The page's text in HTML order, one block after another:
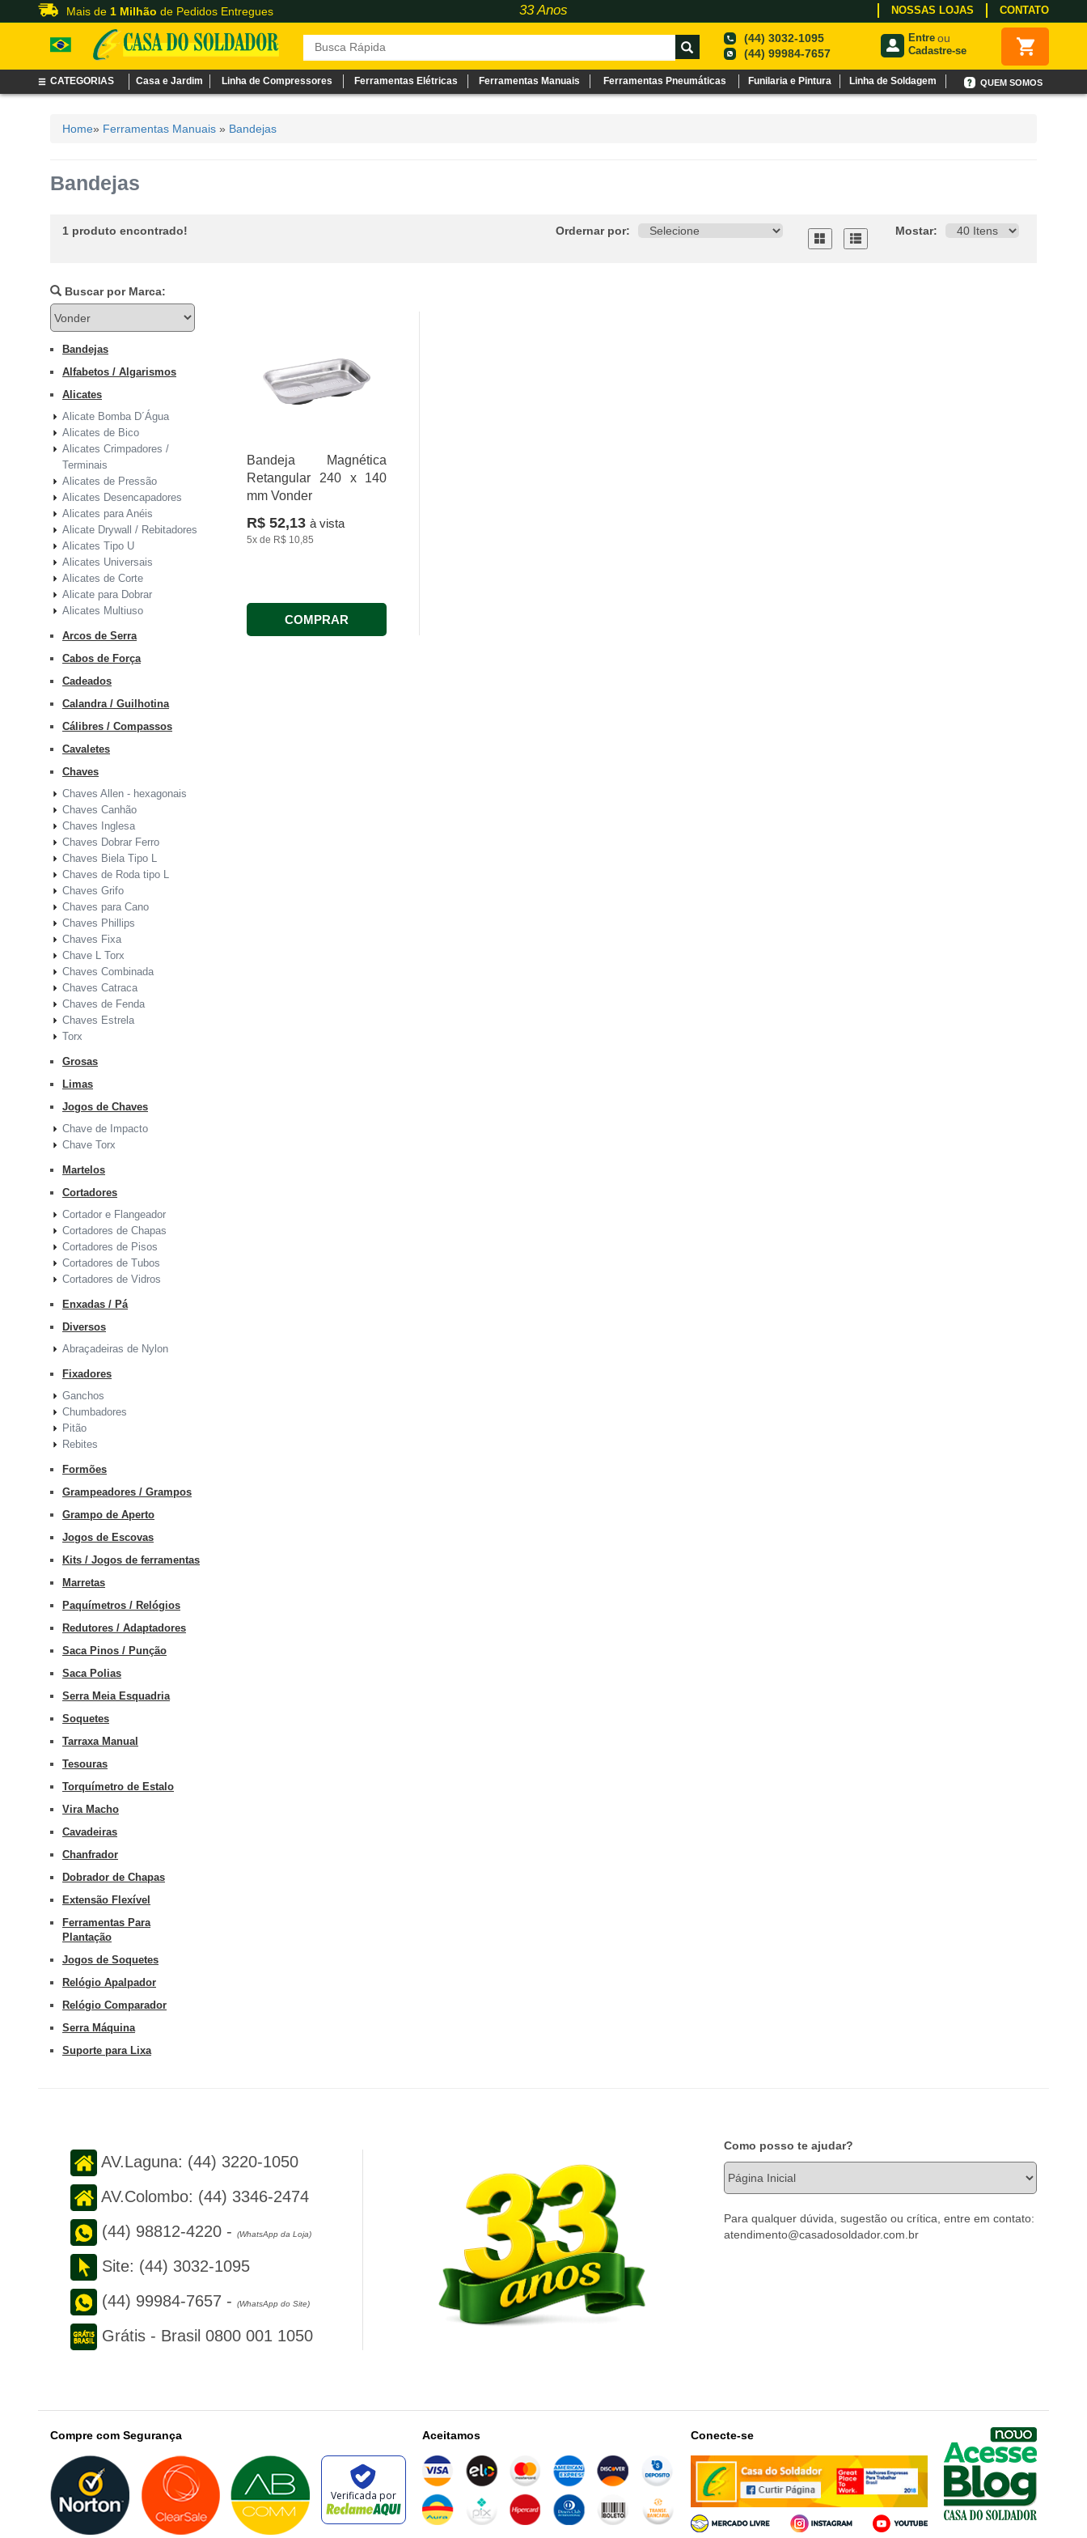
Mais de 1 Milhão de Pedidos Entregues 33 Anos NOSSAS LOJAS CONTATO
(44) 3032-1095
(44) 99984-7657
Entre ou
Cadastre-se
CATEGORIAS Casa e Jardim Linha de Compressores Ferramentas Elétricas Ferramentas Manuais Ferramentas Pneumáticas Funilaria e Pintura Linha de Soldagem QUEM SOMOS
Home» Ferramentas Manuais » Bandejas
Bandejas
1 produto encontrado! Ordernar por: Mostar:
Buscar por Marca:
Bandejas
Alfabetos / Algarismos
Alicates
Alicate Bomba D´Água
Alicates de Bico
Alicates Crimpadores /
Terminais
Alicates de Pressão
Alicates Desencapadores
Alicates para Anéis
Alicate Drywall / Rebitadores
Alicates Tipo U
Alicates Universais
Alicates de Corte
Alicate para Dobrar
Alicates Multiuso
Arcos de Serra
Cabos de Força
Cadeados
Calandra / Guilhotina
Cálibres / Compassos
Cavaletes
Chaves
Chaves Allen - hexagonais
Chaves Canhão
Chaves Inglesa
Chaves Dobrar Ferro
Chaves Biela Tipo L
Chaves de Roda tipo L
Chaves Grifo
Chaves para Cano
Chaves Phillips
Chaves Fixa
Chave L Torx
Chaves Combinada
Chaves Catraca
Chaves de Fenda
Chaves Estrela
Torx
Grosas
Limas
Jogos de Chaves
Chave de Impacto
Chave Torx
Martelos
Cortadores
Cortador e Flangeador
Cortadores de Chapas
Cortadores de Pisos
Cortadores de Tubos
Cortadores de Vidros
Enxadas / Pá
Diversos
Abraçadeiras de Nylon
Fixadores
Ganchos
Chumbadores
Pitão
Rebites
Formões
Grampeadores / Grampos
Grampo de Aperto
Jogos de Escovas
Kits / Jogos de ferramentas
Marretas
Paquímetros / Relógios
Redutores / Adaptadores
Saca Pinos / Punção
Saca Polias
Serra Meia Esquadria
Soquetes
Tarraxa Manual
Tesouras
Torquímetro de Estalo
Vira Macho
Cavadeiras
Chanfrador
Dobrador de Chapas
Extensão Flexível
Ferramentas Para
Plantação
Jogos de Soquetes
Relógio Apalpador
Relógio Comparador
Serra Máquina
Suporte para Lixa
Bandeja Magnética
Retangular 240 x 140
mm Vonder
R$ 52,13à vista
5x de R$ 10,85
COMPRAR
AV.Laguna: (44) 3220-1050
AV.Colombo: (44) 3346-2474
(44) 98812-4220 - (WhatsApp da Loja)
Site: (44) 3032-1095
(44) 99984-7657 - (WhatsApp do Site)
Grátis - Brasil 0800 001 1050
Como posso te ajudar?
Para qualquer dúvida, sugestão ou crítica, entre em contato:
atendimento@casadosoldador.com.br
Compre com Segurança
Verificada por
Aceitamos Conecte-se